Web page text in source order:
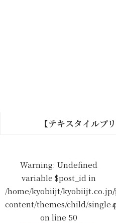
【テキスタイルプ
Warning: Undefined
variable $post_id in
/home/kyobiijt/
content/themes/child/
on line 50